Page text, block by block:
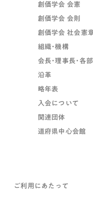
創価学会 会憲
創価学会 会則
創価学会 社会憲
組織・機構
会長・理事長・各
沿革
略年表
入会について
関連団体
道府県中心会館
ご利用にあたって